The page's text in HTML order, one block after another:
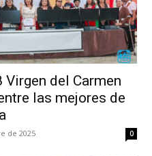
Virgen del Carmen
las mejores de
de 2025 0